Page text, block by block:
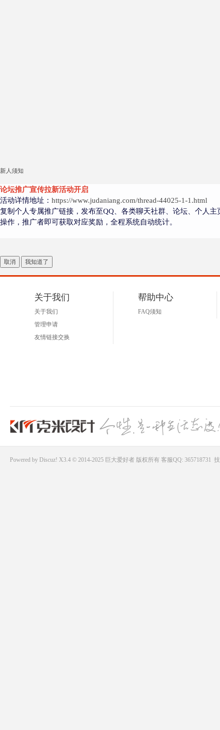
新人须知
论坛推广宣传拉新活动开启
活动详情地址： https://www.judaniang.com/thread-44025-1-1.html
复制个人专属推广链接，发布至QQ、各类聊天社群、论坛、个人
操作，推广者即可获取对应奖励，全程系统自动统计。
取消 我知道了
关于我们
关于我们
管理申请
友情链接交换
帮助中心
FAQ须知
Powered by Discuz! X3.4 © 2014-2025 巨大爱好者版权所有 客服QQ: 365718731